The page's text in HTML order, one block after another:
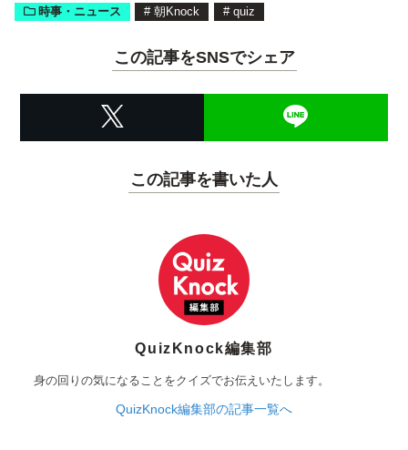
時事・ニュース # 朝Knock # quiz
この記事をSNSでシェア
この記事を書いた人
QuizKnock編集部
身の回りの気になることをクイズでお伝えいたします。
QuizKnock編集部の記事一覧へ